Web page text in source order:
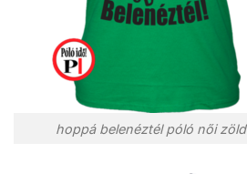
hoppá belenéztél póló női zöld